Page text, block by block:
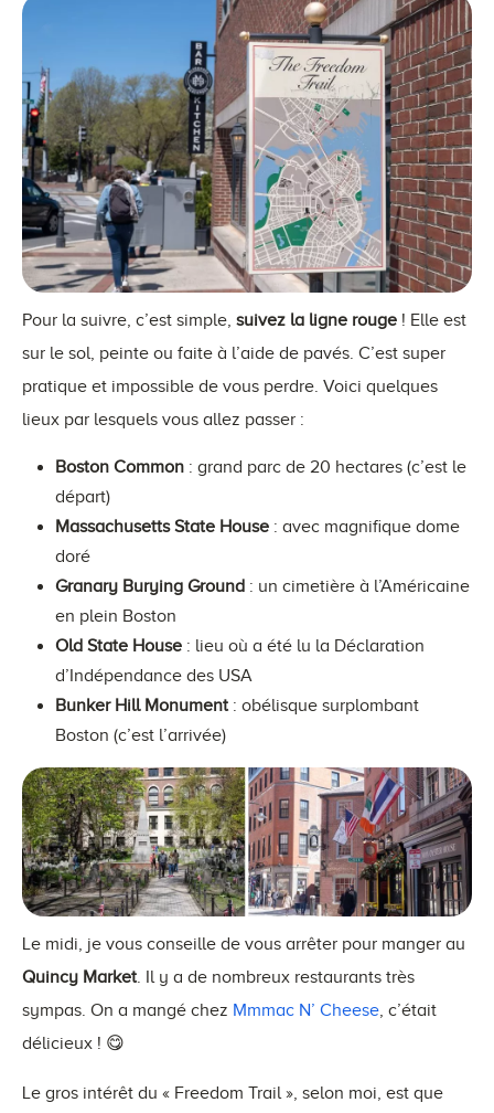
Pour la suivre, c’est simple, suivez la ligne rouge ! Elle est
sur le sol, peinte ou faite à l’aide de pavés. C’est super
pratique et impossible de vous perdre. Voici quelques
lieux par lesquels vous allez passer :
Boston Common : grand parc de 20 hectares (c’est le
départ)
Massachusetts State House : avec magnifique dome
doré
Granary Burying Ground : un cimetière à l’Américaine
en plein Boston
Old State House : lieu où a été lu la Déclaration
d’Indépendance des USA
Bunker Hill Monument : obélisque surplombant
Boston (c’est l’arrivée)
Le midi, je vous conseille de vous arrêter pour manger au
Quincy Market. Il y a de nombreux restaurants très
sympas. On a mangé chez Mmmac N’ Cheese, c’était
délicieux ! 😋
Le gros intérêt du « Freedom Trail », selon moi, est que